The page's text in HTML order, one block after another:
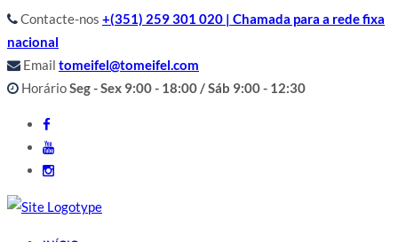
Contacte-nos +(351) 259 301 020 | Chamada para a rede fixa
nacional
Email tomeifel@tomeifel.com
HorárioSeg - Sex 9:00 - 18:00 / Sáb 9:00 - 12:30